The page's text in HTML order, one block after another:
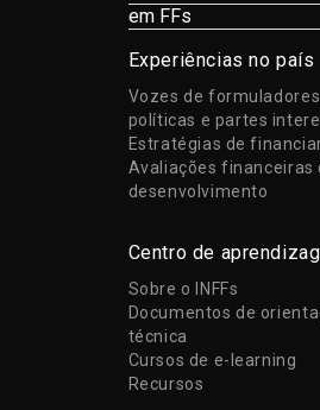
em FFs
Experiências no país
Vozes de
políticas e partes
Estratégias de
Avaliações financeiras
desenvolvimento
Centro de
Sobre o INFFs
Documentos de
técnica
Cursos de e-learning
Recursos